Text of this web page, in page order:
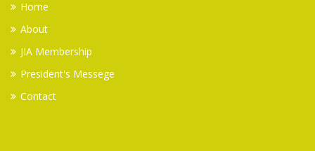
Home
About
JIA Membership
President's Messege
Contact